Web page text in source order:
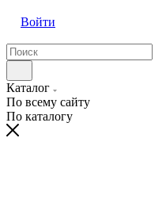
Войти
Каталог
По всему сайту
По каталогу